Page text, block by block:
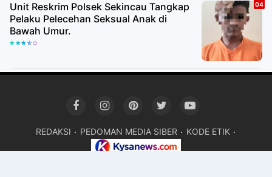
Unit Reskrim Polsek Sekincau Tangkap
Pelaku Pelecehan Seksual Anak di
Bawah Umur.
REDAKSI PEDOMAN MEDIA SIBER KODE ETIK